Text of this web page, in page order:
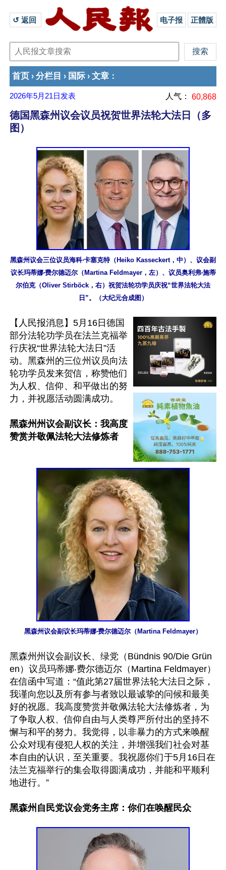
↺ 返回 电子报 正體版
首页 › 分栏目 › 国际 › 文章 ：
2026年5月21日 发表 人气： 60,868
德国黑森州议会议员祝贺世界法轮大法日（多
图）
黑森州议会三位议员海科‧卡塞克特（Heiko Kasseckert，中）、议会副
议长玛蒂娜‧费尔德迈尔（Martina Feldmayer，左）、议员奥利弗‧施蒂
尔伯克（Oliver Stirböck，右）祝贺法轮功学员庆祝“世界法轮大法
日”。（大纪元合成图）
【人民报消息】5月16日德国
部分法轮功学员在法兰克福举
行庆祝“世界法轮大法日”活
动。黑森州的三位州议员向法
轮功学员发来贺信，称赞他们
为人权、信仰、和平做出的努
力，并祝愿活动圆满成功。
黑森州州议会副议长：我高度
赞赏并敬佩法轮大法修炼者
黑森州议会副议长玛蒂娜‧费尔德迈尔（Martina Feldmayer）
黑森州州议会副议长、绿党（Bündnis 90/Die Grün
en）议员玛蒂娜‧费尔德迈尔（Martina Feldmayer）
在信函中写道：“值此第27届世界法轮大法日之际，
我谨向您以及所有参与者致以最诚挚的问候和最美
好的祝愿。我高度赞赏并敬佩法轮大法修炼者，为
了争取人权、信仰自由与人类尊严所付出的坚持不
懈与和平的努力。我觉得，以非暴力的方式来唤醒
公众对现有侵犯人权的关注，并增强我们社会对基
本自由的认识，至关重要。我祝愿你们于5月16日在
法兰克福举行的集会取得圆满成功，并能和平顺利
地进行。”
黑森州自民党议会党务主席：你们在唤醒民众